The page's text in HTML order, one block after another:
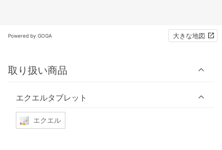
Powered by GOGA 大きな地図
取り扱い商品
エクエルタブレット
エクエル